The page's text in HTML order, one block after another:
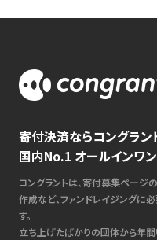
寄付決済ならコングラン
国内No.1 オールインワ
コングラントは、寄付募集ページ
作成など、ファンドレイジングに
す。
立ち上げたばかりの団体から年